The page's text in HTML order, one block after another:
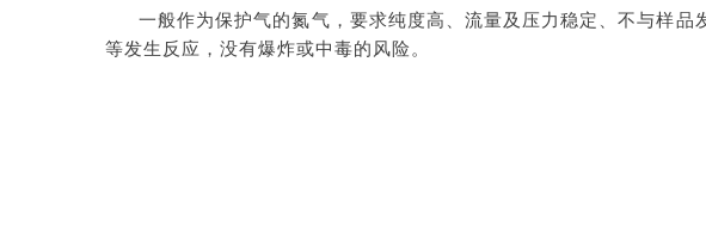
一般作为保护气的氮气，要求纯度高、流量及压力稳定、不与样
等发生反应，没有爆炸或中毒的风险。